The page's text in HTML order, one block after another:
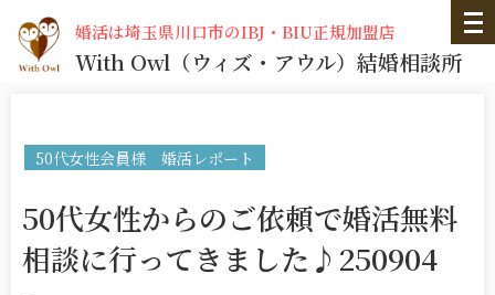
婚活は埼玉県川口市のIBJ・BIU正規加盟店
With Owl （ウィズ・アウル） 結婚相談所
50代女性会員様 婚活レポート
50代女性からのご依頼で婚活無料
相談に行ってきました♪250904